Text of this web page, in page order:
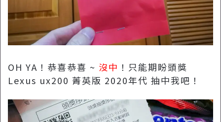
OH YA！恭喜恭喜 ~ 沒中 ！只能期盼頭獎
Lexus ux200 菁英版 2020年代 抽中我吧！